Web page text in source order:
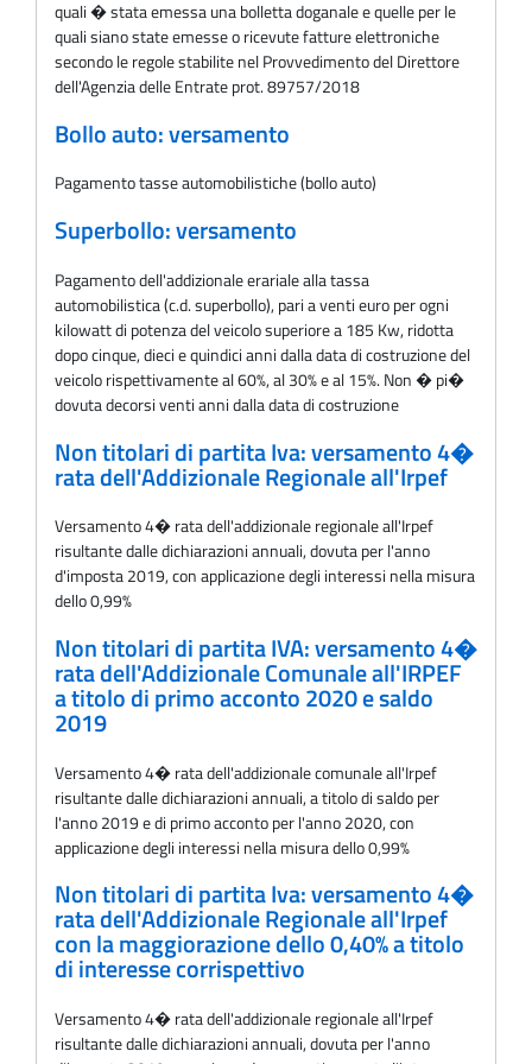
quali � stata emessa una bolletta doganale e quelle per le
quali siano state emesse o ricevute fatture elettroniche
secondo le regole stabilite nel Provvedimento del Direttore
dell'Agenzia delle Entrate prot. 89757/2018
Bollo auto: versamento
Pagamento tasse automobilistiche (bollo auto)
Superbollo: versamento
Pagamento dell'addizionale erariale alla tassa
automobilistica (c.d. superbollo), pari a venti euro per ogni
kilowatt di potenza del veicolo superiore a 185 Kw, ridotta
dopo cinque, dieci e quindici anni dalla data di costruzione del
veicolo rispettivamente al 60%, al 30% e al 15%. Non � pi�
dovuta decorsi venti anni dalla data di costruzione
Non titolari di partita Iva: versamento 4�
rata dell'Addizionale Regionale all'Irpef
Versamento 4� rata dell'addizionale regionale all'Irpef
risultante dalle dichiarazioni annuali, dovuta per l'anno
d'imposta 2019, con applicazione degli interessi nella misura
dello 0,99%
Non titolari di partita IVA: versamento 4�
rata dell'Addizionale Comunale all'IRPEF
a titolo di primo acconto 2020 e saldo
2019
Versamento 4� rata dell'addizionale comunale all'Irpef
risultante dalle dichiarazioni annuali, a titolo di saldo per
l'anno 2019 e di primo acconto per l'anno 2020, con
applicazione degli interessi nella misura dello 0,99%
Non titolari di partita Iva: versamento 4�
rata dell'Addizionale Regionale all'Irpef
con la maggiorazione dello 0,40% a titolo
di interesse corrispettivo
Versamento 4� rata dell'addizionale regionale all'Irpef
risultante dalle dichiarazioni annuali, dovuta per l'anno